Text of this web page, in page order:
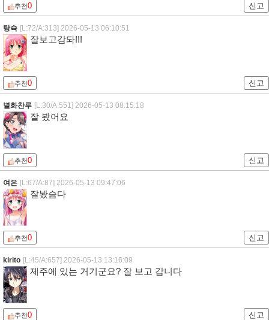
추천0 신고
탕슉 [L:72/A:313] 2026-05-13 06:10:51
잘보고감돠!!!
추천0 신고
별화찬루 [L:30/A:551] 2026-05-13 08:15:18
잘 봤어요
추천0 신고
여은 [L:67/A:87] 2026-05-13 09:47:06
잘봤슴다
추천0 신고
kirito [L:45/A:657] 2026-05-13 13:16:09
제주에 있는 거기군요? 잘 보고 갑니다
추천0 신고